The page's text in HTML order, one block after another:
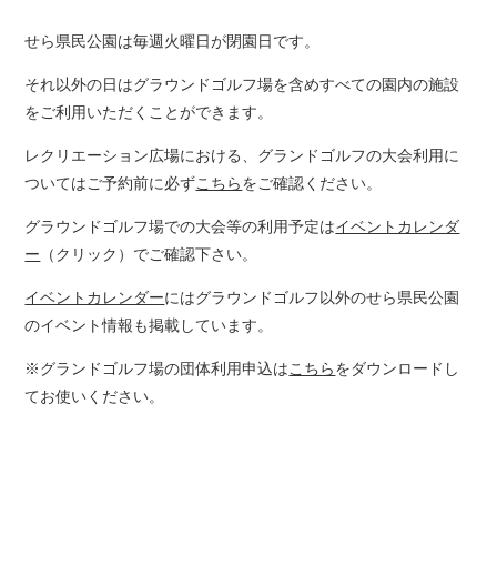
せら県民公園は毎週火曜日が閉園日です。
それ以外の日はグラウンドゴルフ場を含めすべての園内の施設
をご利用いただくことができます。
レクリエーション広場における、グランドゴルフの大会利用に
ついてはご予約前に必ずこちらをご確認ください。
グラウンドゴルフ場での大会等の利用予定はイベントカレンダ
ー （クリック）でご確認下さい。
イベントカレンダーにはグラウンドゴルフ以外のせら県民公園
のイベント情報も掲載しています。
※グランドゴルフ場の団体利用申込はこちらをダウンロードし
てお使いください。